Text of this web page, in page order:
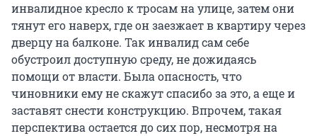
инвалидное кресло к тросам на улице, затем они
тянут его наверх, где он заезжает в квартиру через
дверцу на балконе. Так инвалид сам себе
обустроил доступную среду, не дожидаясь
помощи от власти. Была опасность, что
чиновники ему не скажут спасибо за это, а еще и
заставят снести конструкцию. Впрочем, такая
перспектива остается до сих пор, несмотря на